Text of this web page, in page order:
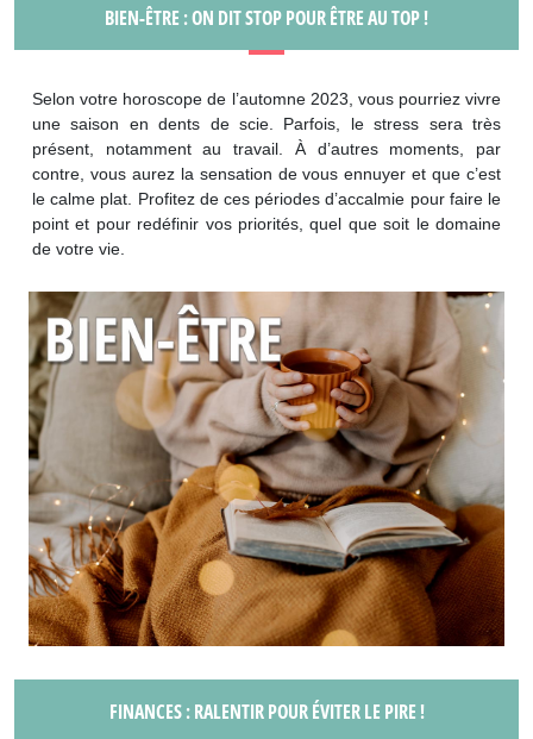
BIEN-ÊTRE : ON DIT STOP POUR ÊTRE AU TOP !
Selon votre horoscope de l’automne 2023, vous pourriez vivre
une saison en dents de scie. Parfois, le stress sera très
présent, notamment au travail. À d’autres moments, par
contre, vous aurez la sensation de vous ennuyer et que c’est
le calme plat. Profitez de ces périodes d’accalmie pour faire le
point et pour redéfinir vos priorités, quel que soit le domaine
de votre vie.
FINANCES : RALENTIR POUR ÉVITER LE PIRE !